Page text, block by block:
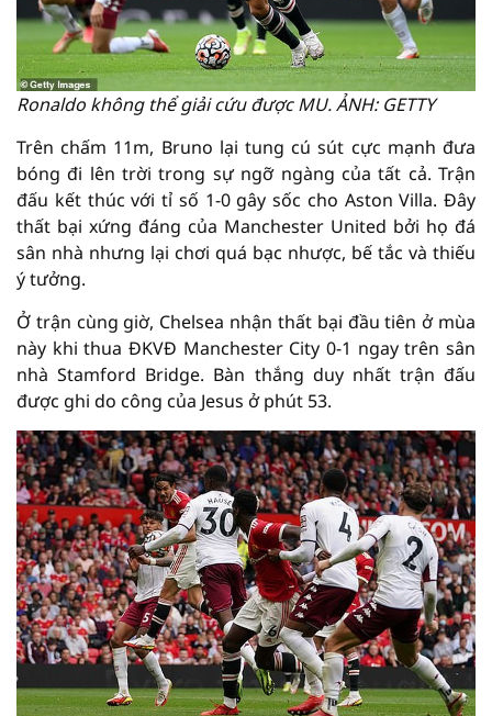
Ronaldo không thể giải cứu được MU. ẢNH: GETTY
Trên chấm 11m, Bruno lại tung cú sút cực mạnh đưa
bóng đi lên trời trong sự ngỡ ngàng của tất cả. Trận
đấu kết thúc với tỉ số 1-0 gây sốc cho Aston Villa. Đây
thất bại xứng đáng của Manchester United bởi họ đá
sân nhà nhưng lại chơi quá bạc nhược, bế tắc và thiếu
ý tưởng.
Ở trận cùng giờ, Chelsea nhận thất bại đầu tiên ở mùa
này khi thua ĐKVĐ Manchester City 0-1 ngay trên sân
nhà Stamford Bridge. Bàn thắng duy nhất trận đấu
được ghi do công của Jesus ở phút 53.